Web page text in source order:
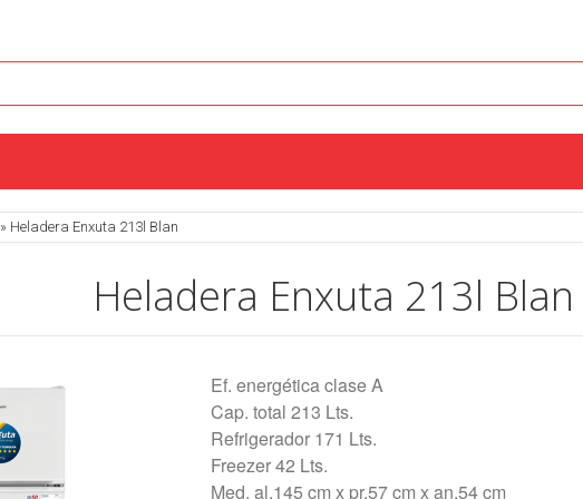
» Heladera Enxuta 213l Blan
Heladera Enxuta 213l Blan
Ef. energética clase A
Cap. total 213 Lts.
Refrigerador 171 Lts.
Freezer 42 Lts.
Med. al.145 cm x pr.57 cm x an.54 cm